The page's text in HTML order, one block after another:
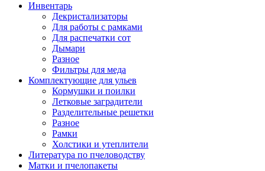
Инвентарь
Декристализаторы
Для работы с рамками
Для распечатки сот
Дымари
Разное
Фильтры для меда
Комплектующие для ульев
Кормушки и поилки
Летковые заградители
Разделительные решетки
Разное
Рамки
Холстики и утеплители
Литература по пчеловодству
Матки и пчелопакеты